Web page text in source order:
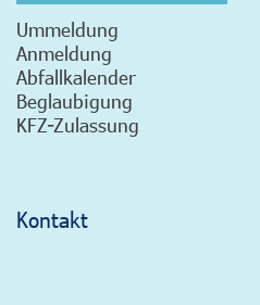
Ummeldung
Anmeldung
Abfallkalender
Beglaubigung
KFZ-Zulassung
Kontakt